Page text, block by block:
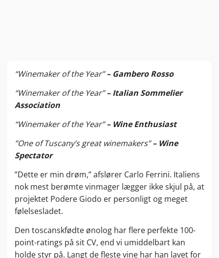
“Winemaker of the Year”– Gambero Rosso
“Winemaker of the Year”– Italian Sommelier
Association
“Winemaker of the Year”– Wine Enthusiast
”One of Tuscany’s great winemakers”– Wine
Spectator
”Dette er min drøm,” afslører Carlo Ferrini. Italiens
nok mest berømte vinmager lægger ikke skjul på, at
projektet Podere Giodo er personligt og meget
følelsesladet.
Den toscanskfødte ønolog har flere perfekte 100-
point-ratings på sit CV, end vi umiddelbart kan
holde styr på. Langt de fleste vine har han lavet for